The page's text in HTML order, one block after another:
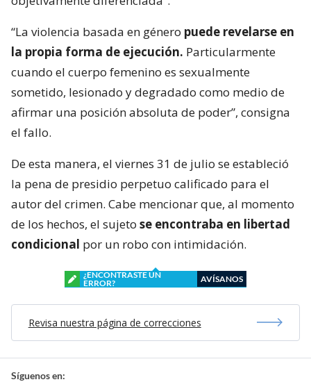
“La violencia basada en género puede revelarse en
la propia forma de ejecución. Particularmente
cuando el cuerpo femenino es sexualmente
sometido, lesionado y degradado como medio de
afirmar una posición absoluta de poder”, consigna
el fallo.
De esta manera, el viernes 31 de julio se estableció
la pena de presidio perpetuo calificado para el
autor del crimen. Cabe mencionar que, al momento
de los hechos, el sujeto se encontraba en libertad
condicional por un robo con intimidación.
¿ENCONTRASTE UN
ERROR?
AVÍSANOS
Revisa nuestra página de correcciones
Síguenos en: